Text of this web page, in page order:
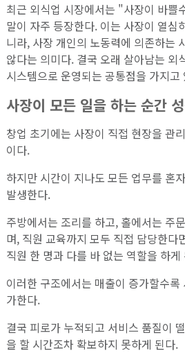
최근 외식업 시장에서는 "사장이 바쁠
말이 자주 등장한다. 이는 사장이 열심
니라, 사장 개인의 노동력에 의존하는
않다는 의미다. 결국 오래 살아남는 외
시스템으로 운영되는 공통점을 가지고
사장이 모든 일을 하는 순간
창업 초기에는 사장이 직접 현장을 관
이다.
하지만 시간이 지나도 모든 업무를 혼
발생한다.
주방에서는 조리를 하고, 홀에서는 주
며, 직원 교육까지 모두 직접 담당한다
직원 한 명과 다를 바 없는 역할을 하게
이러한 구조에서는 매출이 증가할수
가한다.
결국 피로가 누적되고 서비스 품질이
을 할 시간조차 확보하지 못하게 된다.